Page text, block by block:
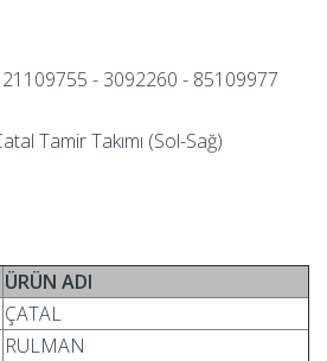
21109755 - 3092260 - 85109977
Tamir Takımı (Sol-Sağ)
ÜRÜN ADI
ÇATAL
RULMAN